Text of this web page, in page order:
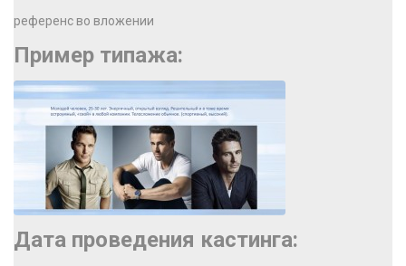
референс во вложении
Пример типажа:
Дата проведения кастинга: